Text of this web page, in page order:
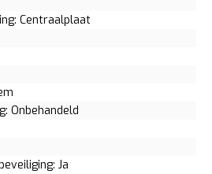
Centraalplaat
Onbehandeld
Ja